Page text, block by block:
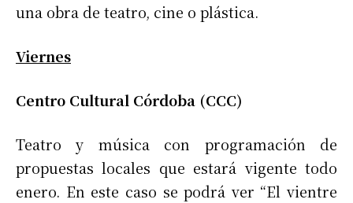
una obra de teatro, cine o plástica.
Viernes
Centro Cultural Córdoba (CCC)
Teatro y música con programación de
propuestas locales que estará vigente todo
enero. En este caso se podrá ver “El vientre